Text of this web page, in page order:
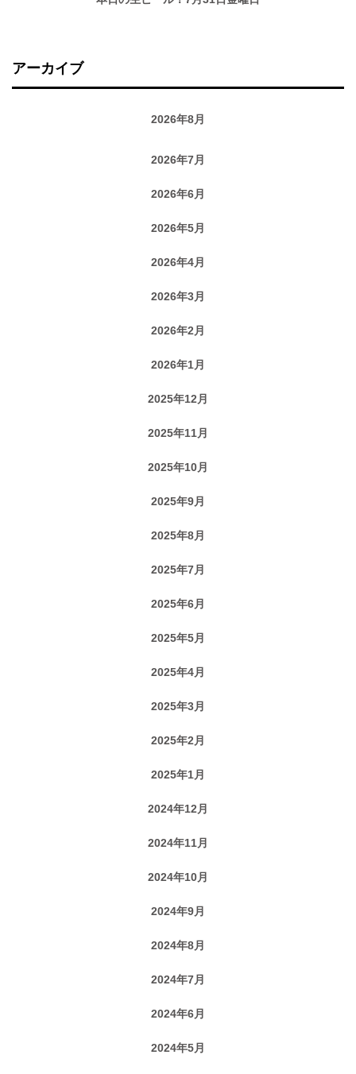
アーカイブ
2026年8月
2026年7月
2026年6月
2026年5月
2026年4月
2026年3月
2026年2月
2026年1月
2025年12月
2025年11月
2025年10月
2025年9月
2025年8月
2025年7月
2025年6月
2025年5月
2025年4月
2025年3月
2025年2月
2025年1月
2024年12月
2024年11月
2024年10月
2024年9月
2024年8月
2024年7月
2024年6月
2024年5月